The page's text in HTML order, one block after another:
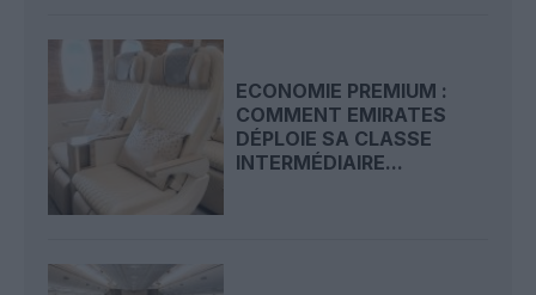
ECONOMIE PREMIUM :
COMMENT EMIRATES
DÉPLOIE SA CLASSE
INTERMÉDIAIRE...